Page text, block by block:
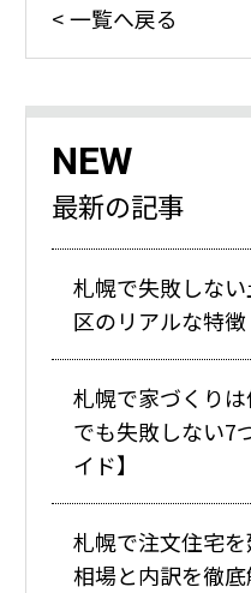
一覧へ戻る
NEW
最新の記事
札幌で失敗しな
区のリアルな特徴
札幌で家づくり
でも失敗しない7
イド】
札幌で注文住宅
相場と内訳を徹底